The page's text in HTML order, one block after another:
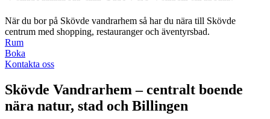
När du bor på Skövde vandrarhem så har du nära till Skövde
centrum med shopping, restauranger och äventyrsbad.
Rum
Boka
Kontakta oss
Skövde Vandrarhem – centralt boende
nära natur, stad och Billingen